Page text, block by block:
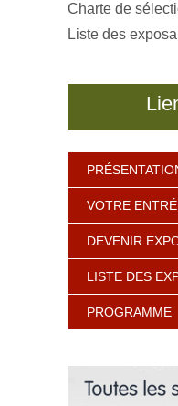
Charte de
Liste des
VOTRE
DEVENIR
LISTE DES
PROGRAMME